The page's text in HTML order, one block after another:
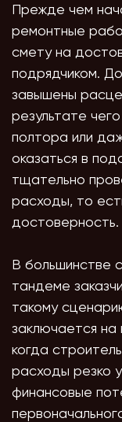
Прежде чем
ремонтные
смету на
подрядчиком.
завышены
результате
полтора или
оказаться в
тщательно
расходы, то
достоверность.
В большинстве
тандеме
такому
заключается
когда
расходы резко
финансовые